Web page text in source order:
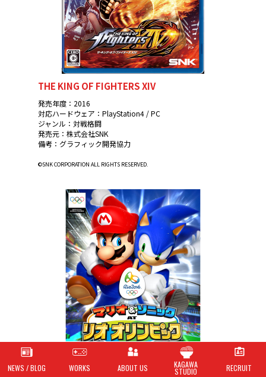
NEWS / BLOG WORKS ABOUT US KAGAWA
STUDIO RECRUIT
THE KING OF FIGHTERS XIV
発売年度：2016
対応ハードウェア：PlayStation4 / PC
ジャンル：対戦格闘
発売元：株式会社SNK
備考：グラフィック開発協力
©SNK CORPORATION ALL RIGHTS RESERVED.